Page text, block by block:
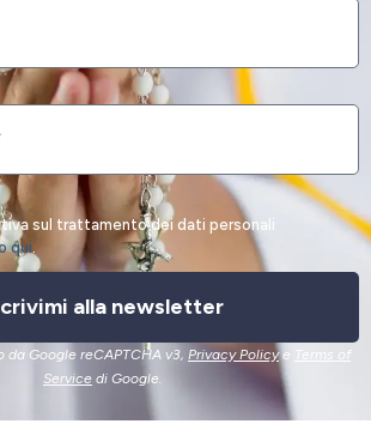
sul trattamento dei dati personali
qui.
alla newsletter
da Google reCAPTCHA v3, Privacy Policye Terms of
Service di Google.